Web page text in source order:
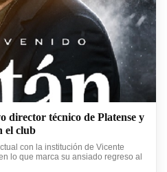
director técnico de Platense y
el club
con la institución de Vicente
lo que marca su ansiado regreso al